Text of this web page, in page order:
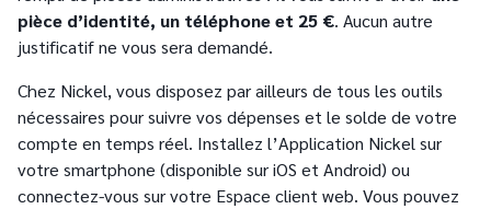
pièce d’identité, un téléphone et 25 €. Aucun autre
justificatif ne vous sera demandé.
Chez Nickel, vous disposez par ailleurs de tous les outils
nécessaires pour suivre vos dépenses et le solde de votre
compte en temps réel. Installez l’Application Nickel sur
votre smartphone (disponible sur iOS et Android) ou
connectez-vous sur votre Espace client web. Vous pouvez